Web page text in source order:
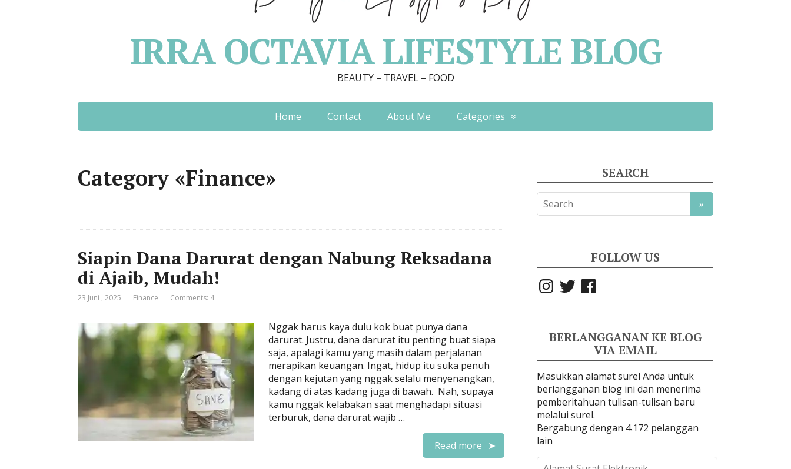
IRRA OCTAVIA LIFESTYLE BLOG
BEAUTY – TRAVEL – FOOD
Home Contact About Me Categories
Category «Finance»
Siapin Dana Darurat dengan Nabung Reksadana
di Ajaib, Mudah!
23 Juni , 2025 Finance Comments: 4
Nggak harus kaya dulu kok buat punya dana
darurat. Justru, dana darurat itu penting buat siapa
saja, apalagi kamu yang masih dalam perjalanan
merapikan keuangan. Ingat, hidup itu suka penuh
dengan kejutan yang nggak selalu menyenangkan,
kadang di atas kadang juga di bawah. Nah, supaya
kamu nggak kelabakan saat menghadapi situasi
terburuk, dana darurat wajib …
Read more
SEARCH
FOLLOW US
Instagram
TwitterFacebook
BERLANGGANAN KE BLOG
VIA EMAIL
Masukkan alamat surel Anda untuk
berlangganan blog ini dan menerima
pemberitahuan tulisan-tulisan baru
melalui surel.
Bergabung dengan 4.172 pelanggan
lain